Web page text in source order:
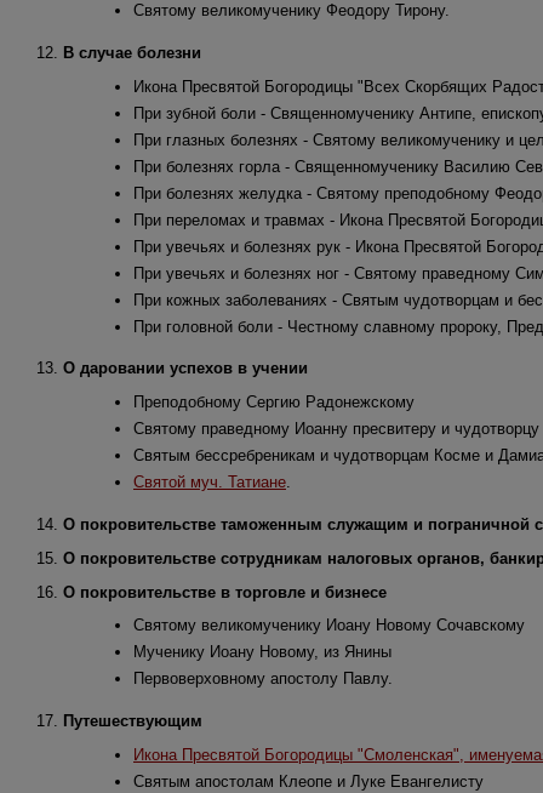
Святому великомученику Феодору Тирону.
12.
В случае болезни
Икона Пресвятой Богородицы "Всех Скорбящих
При зубной боли - Священномученику Антипе,
При глазных болезнях - Святому великомученику и
При болезнях горла - Священномученику Василию
При болезнях желудка - Святому преподобному
При переломах и травмах - Икона Пресвятой
При увечьях и болезнях рук - Икона Пресвятой
При увечьях и болезнях ног - Святому праведному
При кожных заболеваниях - Святым чудотворцам и
При головной боли - Честному славному пророку,
13. О даровании успехов в учении
Преподобному Сергию Радонежскому
Святому праведному Иоанну пресвитеру и
Святым бессребреникам и чудотворцам Косме и
Святой муч. Татиане.
14. О покровительстве таможенным служащим и пограничной
15. О покровительстве сотрудникам налоговых органов,
16. О покровительстве в торговле и бизнесе
Святому великомученику Иоану Новому Сочавскому
Мученику Иоану Новому, из Янины
Первоверховному апостолу Павлу.
17. Путешествующим
Икона Пресвятой Богородицы "Смоленская",
Святым апостолам Клеопе и Луке Евангелисту